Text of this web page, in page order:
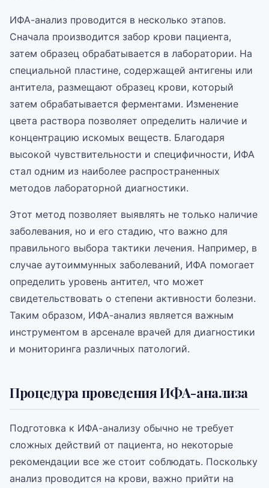
ИФА-анализ проводится в несколько этапов.
Сначала производится забор крови пациента,
затем образец обрабатывается в лаборатории. На
специальной пластине, содержащей антигены или
антитела, размещают образец крови, который
затем обрабатывается ферментами. Изменение
цвета раствора позволяет определить наличие и
концентрацию искомых веществ. Благодаря
высокой чувствительности и специфичности, ИФА
стал одним из наиболее распространенных
методов лабораторной диагностики.
Этот метод позволяет выявлять не только наличие
заболевания, но и его стадию, что важно для
правильного выбора тактики лечения. Например, в
случае аутоиммунных заболеваний, ИФА помогает
определить уровень антител, что может
свидетельствовать о степени активности болезни.
Таким образом, ИФА-анализ является важным
инструментом в арсенале врачей для диагностики
и мониторинга различных патологий.
Процедура проведения ИФА-анализа
Подготовка к ИФА-анализу обычно не требует
сложных действий от пациента, но некоторые
рекомендации все же стоит соблюдать. Поскольку
анализ проводится на крови, важно прийти на